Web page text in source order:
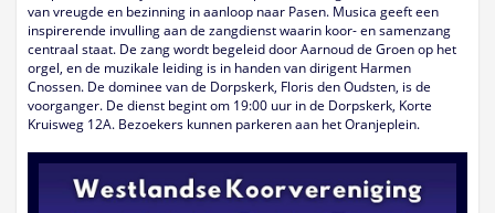
van vreugde en bezinning in aanloop naar Pasen. Musica geeft een
inspirerende invulling aan de zangdienst waarin koor- en samenzang
centraal staat. De zang wordt begeleid door Aarnoud de Groen op het
orgel, en de muzikale leiding is in handen van dirigent Harmen
Cnossen. De dominee van de Dorpskerk, Floris den Oudsten, is de
voorganger. De dienst begint om 19:00 uur in de Dorpskerk, Korte
Kruisweg 12A. Bezoekers kunnen parkeren aan het Oranjeplein.